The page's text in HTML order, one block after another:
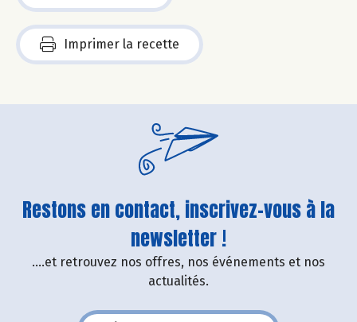
Imprimer la recette
Restons en contact, inscrivez-vous à la
newsletter !
....et retrouvez nos offres, nos événements et nos
actualités.